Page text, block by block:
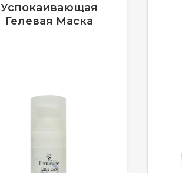
Успокаивающая
Гелевая Маска